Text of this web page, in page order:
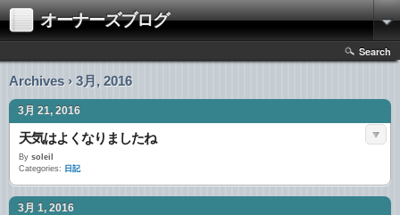
オーナーズブログ
Search
Archives › 3月, 2016
3月 21, 2016
天気はよくなりましたね
By soleil
Categories: 日記
3月 1, 2016